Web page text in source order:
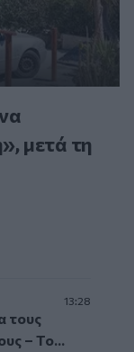
μετά τη
13:28
τους
– Το...